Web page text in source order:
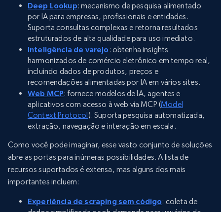
Deep Lookup: mecanismo de pesquisa alimentado
por IA para empresas, profissionais e entidades.
Suporta consultas complexas e retorna resultados
estruturados de alta qualidade para uso imediato.
Inteligência de varejo : obtenha insights
harmonizados de comércio eletrônico em tempo real,
incluindo dados de produtos, preços e
recomendações alimentadas por IA em vários sites.
Web MCP: fornece modelos de IA, agentes e
aplicativos com acesso à web via MCP (Model
Context Protocol). Suporta pesquisa automatizada,
extração, navegação e interação em escala.
Como você pode imaginar, esse vasto conjunto de soluções
abre as portas para inúmeras possibilidades. A lista de
recursos suportados é extensa, mas alguns dos mais
importantes incluem:
Experiência de scraping sem código: coleta de